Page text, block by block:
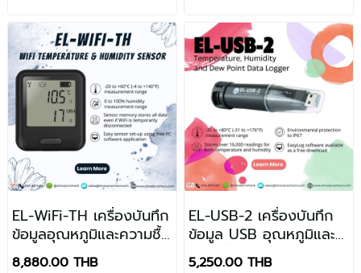
EL-WiFi-TH เครื่องบันทึก
ข้อมูลอุณหภูมิและความชื้น
WiFi
8,880.00 THB
EL-USB-2 เครื่องบันทึก
ข้อมูล USB อุณหภูมิและ
ความชื้นสัมพัทธ์
5,250.00 THB